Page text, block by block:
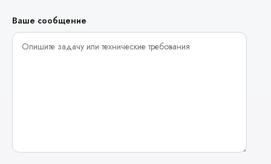
Ваше сообщение